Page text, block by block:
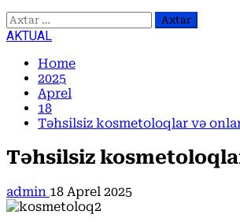
Axtarış:
AKTUAL
Home
2025
Aprel
18
Təhsilsiz kosmetoloqlar və
Təhsilsiz
admin 18 Aprel 2025